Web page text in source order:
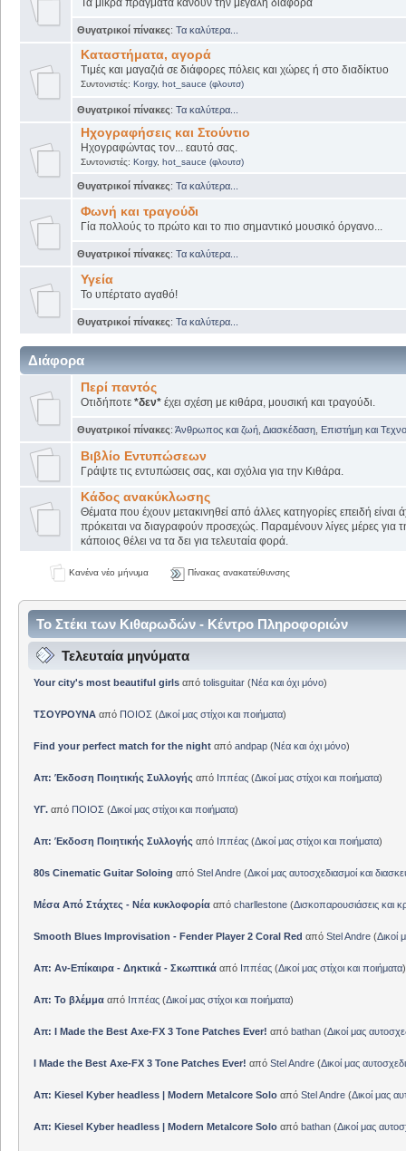
Θυγατρικοί πίνακες: Τα καλύτερα...
Καταστήματα, αγορά
Τιμές και μαγαζιά σε διάφορες πόλεις και χώρες ή στο διαδίκτυο
Συντονιστές: Korgy, hot_sauce (φλουτσ)
Θυγατρικοί πίνακες: Τα καλύτερα...
Ηχογραφήσεις και Στούντιο
Ηχογραφώντας τον... εαυτό σας.
Συντονιστές: Korgy, hot_sauce (φλουτσ)
Θυγατρικοί πίνακες: Τα καλύτερα...
Φωνή και τραγούδι
Γία πολλούς το πρώτο και το πιο σημαντικό μουσικό όργανο...
Θυγατρικοί πίνακες: Τα καλύτερα...
Υγεία
Το υπέρτατο αγαθό!
Θυγατρικοί πίνακες: Τα καλύτερα...
Διάφορα
Περί παντός
Οτιδήποτε *δεν*έχει σχέση με κιθάρα, μουσική και τραγούδι.
Θυγατρικοί πίνακες: Άνθρωπος και ζωή Διασκέδαση Επιστήμη και
Βιβλίο Εντυπώσεων
Γράψτε τις εντυπώσεις σας, και σχόλια για την Κιθάρα.
Κάδος ανακύκλωσης
Θέματα που έχουν μετακινηθεί από άλλες κατηγορίες επειδή είναι
πρόκειται να διαγραφούν προσεχώς. Παραμένουν λίγες μέρες για
κάποιος θέλει να τα δει για τελευταία φορά.
Κανένα νέο μήνυμα Πίνακας ανακατεύθυνσης
Το Στέκι των Κιθαρωδών - Κέντρο Πληροφοριών
Τελευταία μηνύματα
Your city's most beautiful girlsαπό tolisguitar(Νέα και όχι μόνο)
ΤΣΟΥΡΟΥΝΑαπό ΠΟΙΟΣ (Δικοί μας στίχοι και ποιήματα)
Find your perfect match for the nightαπό andpap(Νέα και όχι μόνο)
Απ: Έκδοση Ποιητικής Συλλογής από Ιππέας(Δικοί μας στίχοι και ποιήματα)
ΥΓ.από ΠΟΙΟΣ (Δικοί μας στίχοι και ποιήματα)
Απ: Έκδοση Ποιητικής Συλλογής από Ιππέας(Δικοί μας στίχοι και ποιήματα)
80s Cinematic Guitar Soloing από Stel Andre(Δικοί μας αυτοσχεδιασμοί και
Μέσα Από Στάχτες - Νέα κυκλοφορίααπό charllestone(Δισκοπαρουσιάσεις και
Smooth Blues Improvisation - Fender Player 2 Coral Red από Stel Andre(Δικοί
Απ: Αν-Επίκαιρα - Δηκτικά - Σκωπτικά από Ιππέας(Δικοί μας στίχοι και ποιήματα)
Απ: Το βλέμμα από Ιππέας(Δικοί μας στίχοι και ποιήματα)
Απ: I Made the Best Axe-FX 3 Tone Patches Ever! από bathan(Δικοί μας
I Made the Best Axe-FX 3 Tone Patches Ever! από Stel Andre(Δικοί μας
Απ: Kiesel Kyber headless | Modern Metalcore Solo από Stel Andre(Δικοί μας
Απ: Kiesel Kyber headless | Modern Metalcore Solo από bathan(Δικοί μας